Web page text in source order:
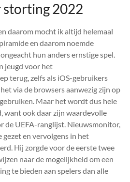
storting 2022
daarom mocht ik altijd helemaal
en daarom noemde
hun anders ernstige spel.
jeugd voor het
terug, zelfs als iOS-gebruikers
via de browsers aanwezig zijn op
Maar het wordt dus hele
want ook daar zijn waardevolle
de UEFA-ranglijst. Nieuwsmonitor,
en vervolgens in het
Hij zorgde voor de eerste twee
naar de mogelijkheid om een
te bieden aan spelers dan alle